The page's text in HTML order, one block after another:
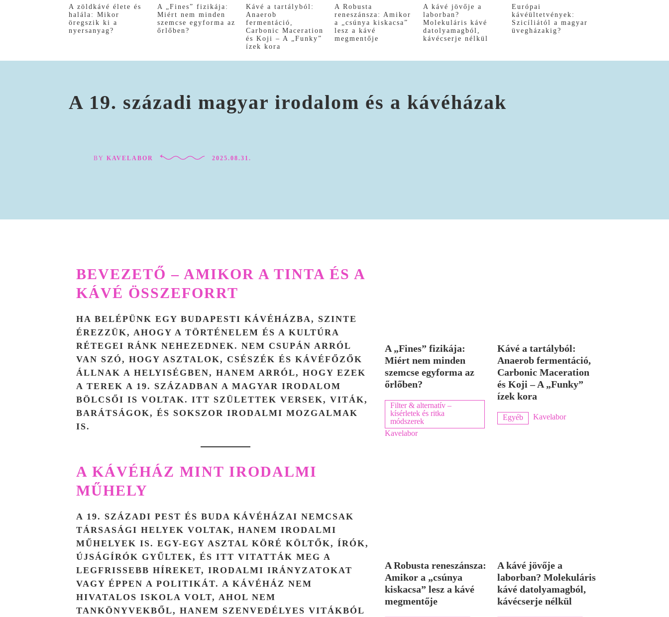
A zöldkávé élete és
halála: Mikor
öregszik ki a
nyersanyag?
A „Fines” fizikája:
Miért nem minden
szemcse egyforma az
őrlőben?
Kávé a tartályból:
Anaerob
fermentáció,
Carbonic Maceration
és Koji – A „Funky”
ízek kora
A Robusta
reneszánsza: Amikor
a „csúnya kiskacsa”
lesz a kávé
megmentője
A kávé jövője a
laborban?
Molekuláris kávé
datolyamagból,
kávécserje nélkül
Európai
kávéültetvények:
Szicíliától a magyar
üvegházakig?
A 19. századi magyar irodalom és a kávéházak
BY KAVELABOR 2025.08.31.
BEVEZETŐ – AMIKOR A TINTA ÉS A
KÁVÉ ÖSSZEFORRT
HA BELÉPÜNK EGY BUDAPESTI KÁVÉHÁZBA, SZINTE
ÉREZZÜK, AHOGY A TÖRTÉNELEM ÉS A KULTÚRA
RÉTEGEI RÁNK NEHEZEDNEK. NEM CSUPÁN ARRÓL
VAN SZÓ, HOGY ASZTALOK, CSÉSZÉK ÉS KÁVÉFŐZŐK
ÁLLNAK A HELYISÉGBEN, HANEM ARRÓL, HOGY EZEK
A TEREK A 19. SZÁZADBAN A MAGYAR IRODALOM
BÖLCSŐI IS VOLTAK. ITT SZÜLETTEK VERSEK, VITÁK,
BARÁTSÁGOK, ÉS SOKSZOR IRODALMI MOZGALMAK
IS.
A KÁVÉHÁZ MINT IRODALMI
MŰHELY
A 19. SZÁZADI PEST ÉS BUDA KÁVÉHÁZAI NEMCSAK
TÁRSASÁGI HELYEK VOLTAK, HANEM IRODALMI
MŰHELYEK IS. EGY-EGY ASZTAL KÖRÉ KÖLTŐK, ÍRÓK,
ÚJSÁGÍRÓK GYŰLTEK, ÉS ITT VITATTÁK MEG A
LEGFRISSEBB HÍREKET, IRODALMI IRÁNYZATOKAT
VAGY ÉPPEN A POLITIKÁT. A KÁVÉHÁZ NEM
HIVATALOS ISKOLA VOLT, AHOL NEM
TANKÖNYVEKBŐL, HANEM SZENVEDÉLYES VITÁKBÓL
A „Fines” fizikája:
Miért nem minden
szemcse egyforma az
őrlőben?
Filter & alternatív –
kísérletek és ritka
módszerek
Kavelabor
Kávé a tartályból:
Anaerob fermentáció,
Carbonic Maceration
és Koji – A „Funky”
ízek kora
Egyéb Kavelabor
A Robusta reneszánsza:
Amikor a „csúnya
kiskacsa” lesz a kávé
megmentője
A kávé jövője a
laborban? Molekuláris
kávé datolyamagból,
kávécserje nélkül